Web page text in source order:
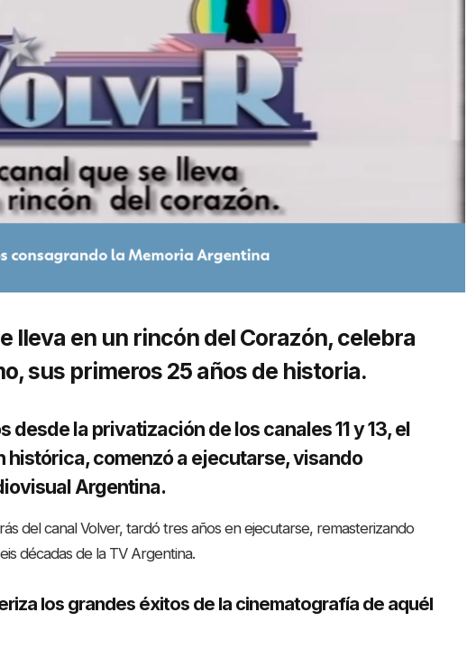
lleva en un rincón del Corazón, celebra
sus primeros 25 años de historia.
desde la privatización de los canales 11 y 13, el
histórica, comenzó a ejecutarse, visando
Argentina.
del canal Volver, tardó tres años en ejecutarse, remasterizando
décadas de la TV Argentina.
los grandes éxitos de la cinematografía de aquél